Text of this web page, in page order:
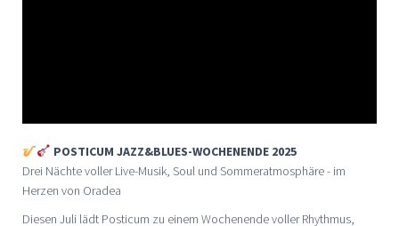
POSTICUM JAZZ&BLUES-WOCHENENDE 2025
Drei Nächte voller Live-Musik, Soul und Sommeratmosphäre - im
Herzen von Oradea
Diesen Juli lädt Posticum zu einem Wochenende voller Rhythmus,